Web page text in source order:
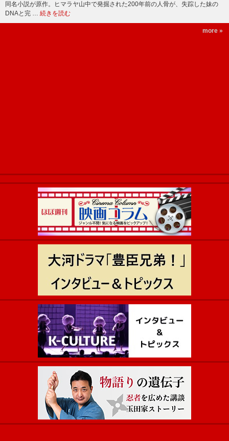
同名小説が原作。ヒマラヤ山中で発掘された200年前の人骨が、失踪した妹の
DNAと完 … 続きを読む
more »